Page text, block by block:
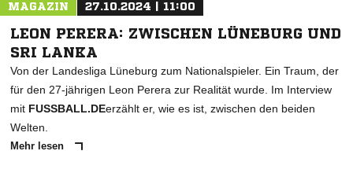
MAGAZIN 27.10.2024 | 11:00
LEON PERERA: ZWISCHEN LÜNEBURG UND
SRI LANKA
Von der Landesliga Lüneburg zum Nationalspieler. Ein Traum, der
für den 27-jährigen Leon Perera zur Realität wurde. Im Interview
mit FUSSBALL.DEerzählt er, wie es ist, zwischen den beiden
Welten.
Mehr lesen